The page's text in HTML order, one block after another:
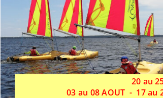
20 au
03 au 08 AOUT - 17 au